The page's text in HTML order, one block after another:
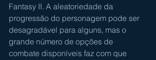
Fantasy II. A aleatoriedade da
progressão do personagem pode ser
desagradável para alguns, mas o
grande número de opções de
combate disponíveis faz com que